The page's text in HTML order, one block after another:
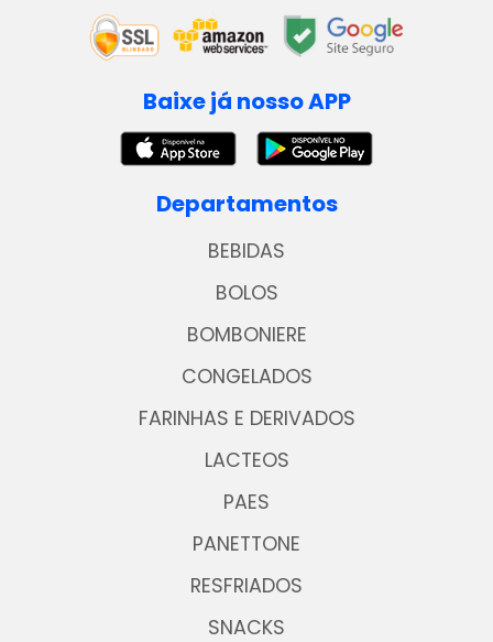
Baixe já nosso APP
Departamentos
BEBIDAS
BOLOS
BOMBONIERE
CONGELADOS
FARINHAS E DERIVADOS
LACTEOS
PAES
PANETTONE
RESFRIADOS
SNACKS